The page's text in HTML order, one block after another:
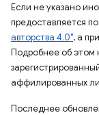
Если не указано
предоставляется по
авторства 4.0", а
Подробнее об этом
аффилированных
Последнее